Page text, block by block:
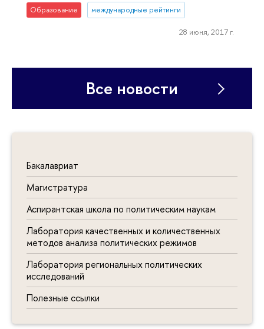
Бакалавриат
Магистратура
Аспирантская школа по политическим наукам
Лаборатория качественных и количественных
методов анализа политических режимов
Лаборатория региональных политических
исследований
Полезные ссылки
Образование международные рейтинги
28 июня, 2017 г.
Все новости